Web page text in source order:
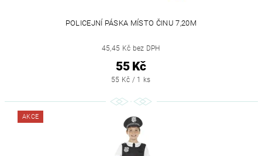
POLICEJNÍ PÁSKA MÍSTO ČINU 7,20M
45,45 Kč bez DPH
55 Kč
55 Kč / 1 ks
AKCE